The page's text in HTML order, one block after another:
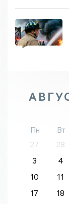
Пн Вт
27
28
3
4
10
11
17
18